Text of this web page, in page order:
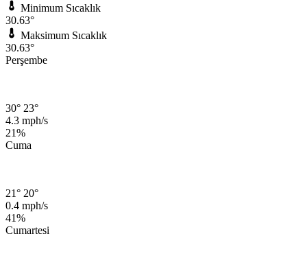
Minimum Sıcaklık
30.63°
Maksimum Sıcaklık
30.63°
Perşembe
30° 23°
4.3 mph/s
21%
Cuma
21° 20°
0.4 mph/s
41%
Cumartesi